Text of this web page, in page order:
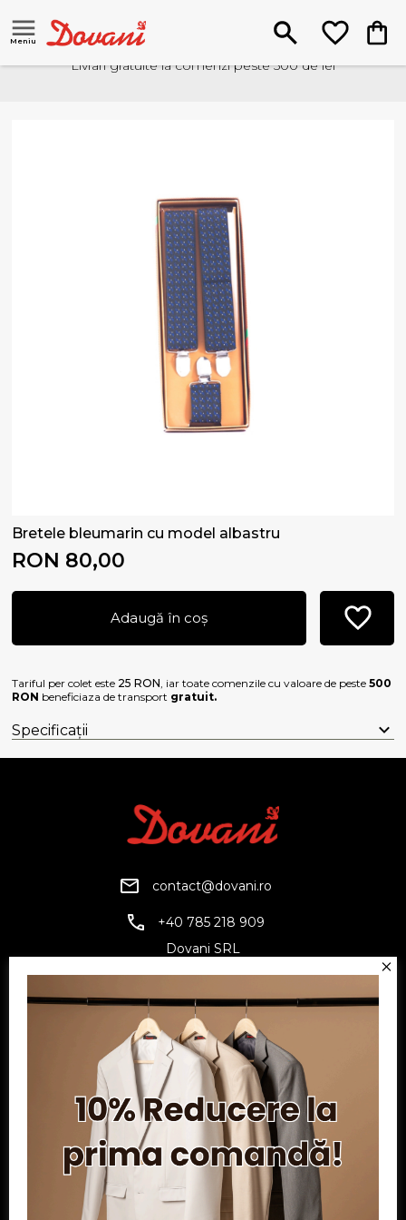
Meniu
Livrari gratuite la comenzi peste 500 de lei
Bretele bleumarin cu model albastru
RON 80,00
Adaugă în coș
Tariful per colet este 25 RON , iar toate comenzile cu valoare de peste500
RON beneficiaza de transport gratuit.
Specificații
contact@dovani.ro
+40 785 218 909
Dovani SRL
Facebook
TwitterYouTube
Informatii
Contul meu